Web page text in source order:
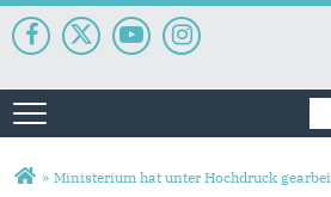
Toggle navigation
Sie sind hier
» Ministerium hat unter Hochdruck